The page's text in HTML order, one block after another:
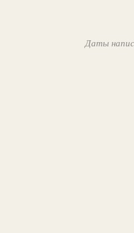
Даты